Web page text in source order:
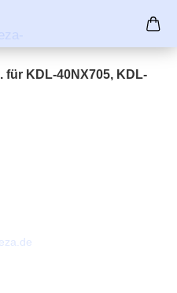
für KDL-40NX705, KDL-